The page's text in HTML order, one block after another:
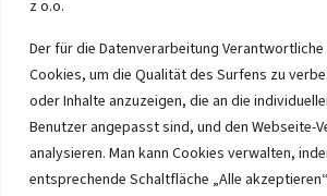
z o.o.
Der für die Datenverarbeitung
Cookies, um die Qualität des Surfens zu
oder Inhalte anzuzeigen, die an die
Benutzer angepasst sind, und den Webseite-
analysieren. Man kann Cookies verwalten,
entsprechende Schaltfläche „Alle
Sienkiewicza 4
Poland